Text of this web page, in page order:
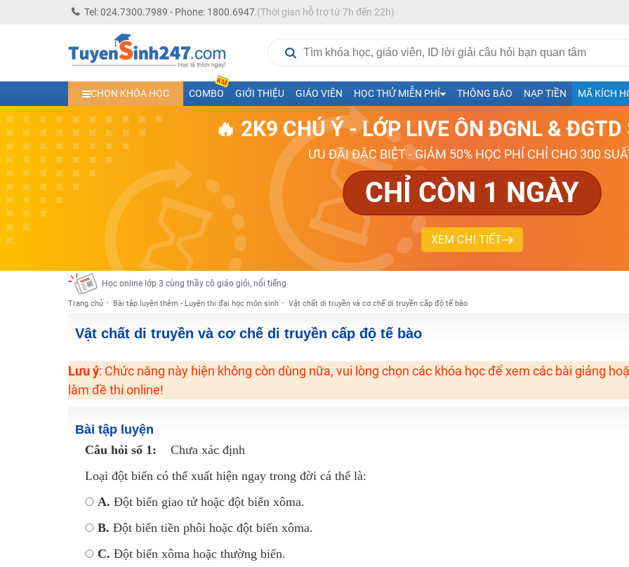
Tel: 024.7300.7989 - Phone: 1800.6947(Thời gian hỗ trợ từ 7h đến 22h)
CHỌN KHÓA HỌC COMBO GIỚI THIỆU GIÁO VIÊN HỌC THỬ MIỄN PHÍ THÔNG BÁO NẠP TIỀN MÃ KÍCH
🔥 2K9 CHÚ Ý - LỚP LIVE ÔN ĐGNL & ĐGTD
ƯU ĐÃI ĐẶC BIỆT - GIẢM 50% HỌC PHÍ CHỈ CHO 300
CHỈ CÒN 1 NGÀY
XEM CHI TIẾT
Học trực tuyến lớp 10 các môn Toán - Lý - Hóa - Văn - Anh- Sinh-Sử-Địa cùng Thầy Cô giỏi, nổi tiếng
Học online trực tuyến cấp Tiểu học và THCS năm học 2026-2027
Học online lớp 5 cùng thầy cô giáo giỏi, nổi tiếng
Học online lớp 7 cùng thầy cô giáo giỏi
Học online lớp 6 cùng thầy cô giỏi, nổi tiếng
Học online lớp 8 cùng thầy cô giáo giỏi
2K13! Bứt Phá Lớp 5 Năm Học 2023 - 2024
Học online lớp 4 cùng thầy cô giáo giỏi, nổi tiếng
Học online lớp 3 cùng thầy cô giáo giỏi, nổi tiếng
Học online lớp 2 với thầy cô giáo giỏi, nổi tiếng
2K6! Lộ Trình Sun 2024 - Ba bước luyện thi TN THPT - ĐH ít nhất 25 điểm
Khuyến Mãi Khoá Học 1K Chỉ Từ 11-13/09/2024
Đồng giá khóa học 499K - 399K (13/11-15/11)
Khai giảng khóa Ngữ văn 7 - xây nền vững chắc cho tương lai!
Luyện thi vào lớp 10 môn Toán, Văn, Hóa, Anh, Lý với giáo viên giỏi và nổi tiếng
Trang chủ Bài tập luyện thêm - Luyện thi đại học môn sinh Vật chất di truyền và cơ chế di truyền cấp độ tế bào
Vật chất di truyền và cơ chế di truyền cấp độ tế bào
Lưu ý: Chức năng này hiện không còn dùng nữa, vui lòng chọn các khóa học để xem các bài giảng
làm đề thi online!
Bài tập luyện
Câu hỏi số 1:
Chưa xác định
Loại đột biến có thể xuất hiện ngay trong đời cá thể là:
A. Đột biến giao tử hoặc đột biến xôma.
B. Đột biến tiền phôi hoặc đột biến xôma.
C. Đột biến xôma hoặc thường biến.